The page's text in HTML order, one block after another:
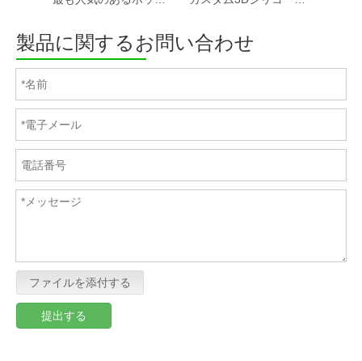
製品に関するお問い合わせ
ファイルを添付する
提出する